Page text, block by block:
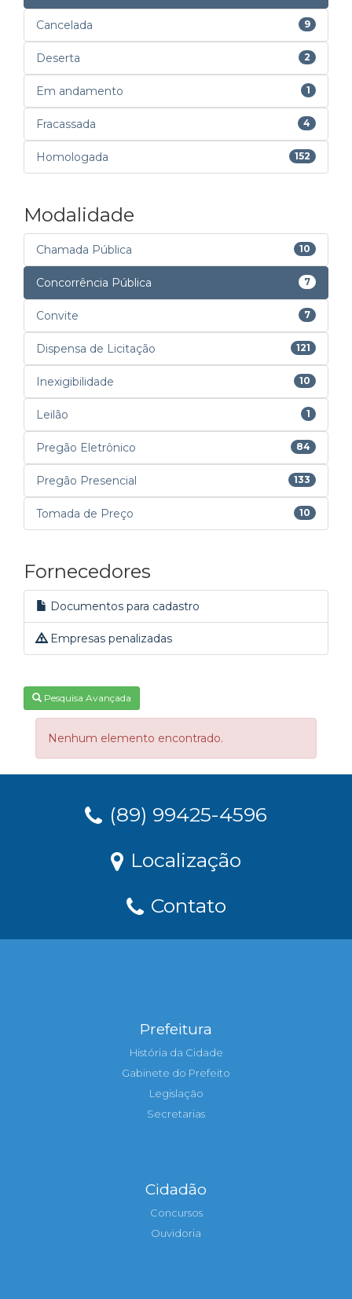
Cancelada 9
Deserta 2
Em andamento 1
Fracassada 4
Homologada 152
Modalidade
Chamada Pública 10
Concorrência Pública 7
Convite 7
Dispensa de Licitação 121
Inexigibilidade 10
Leilão 1
Pregão Eletrônico 84
Pregão Presencial 133
Tomada de Preço 10
Fornecedores
Documentos para cadastro
Empresas penalizadas
Pesquisa Avançada
Nenhum elemento encontrado.
(89) 99425-4596
Localização
Contato
Prefeitura
História da Cidade
Gabinete do Prefeito
Legislação
Secretarias
Cidadão
Concursos
Ouvidoria